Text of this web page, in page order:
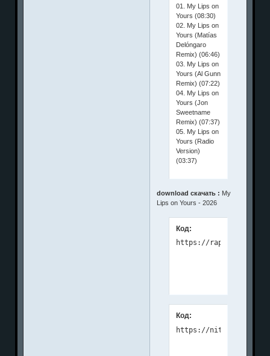
01. My Lips on
Yours (08:30)
02. My Lips on
Yours (Matías
Delóngaro
Remix) (06:46)
03. My Lips on
Yours (Al Gunn
Remix) (07:22)
04. My Lips on
Yours (Jon
Sweetname
Remix) (07:37)
05. My Lips on
Yours (Radio
Version)
(03:37)
download скачать : My
Lips on Yours - 2026
Код:
Код: